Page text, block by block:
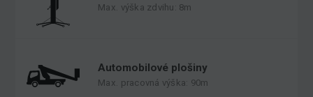
Max. výška zdvihu: 8m
Automobilové plošiny
Max. pracovná výška: 90m